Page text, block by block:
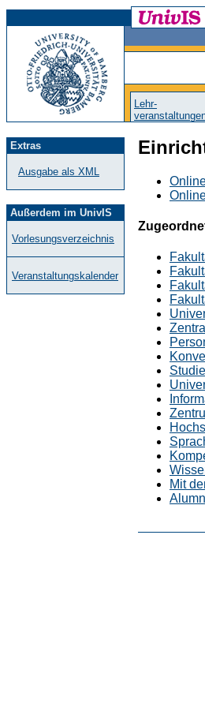
Lehr-
Extras
Ausgabe als XML
Außerdem im UnivIS
Vorlesungsverzeichnis
Veranstaltungskalender
Mit